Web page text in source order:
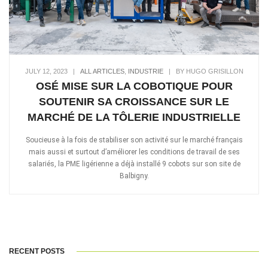
JULY 12, 2023| ALL ARTICLES, INDUSTRIE| BY HUGO GRISILLON
OSÉ MISE SUR LA COBOTIQUE POUR
SOUTENIR SA CROISSANCE SUR LE
MARCHÉ DE LA TÔLERIE INDUSTRIELLE
Soucieuse à la fois de stabiliser son activité sur le marché français
mais aussi et surtout d’améliorer les conditions de travail de ses
salariés, la PME ligérienne a déjà installé 9 cobots sur son site de
Balbigny.
RECENT POSTS